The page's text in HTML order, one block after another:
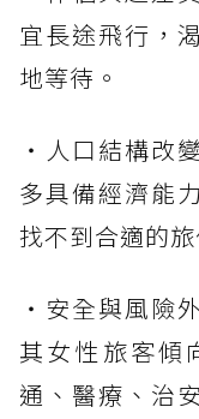
宜長途飛行，
地等待。
・人口結構改
多具備經濟能
找不到合適的旅
・安全與風險
其女性旅客傾
通、醫療、治